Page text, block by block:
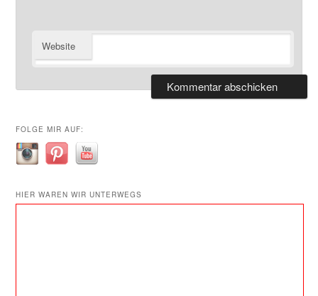
Website
FOLGE MIR AUF:
HIER WAREN WIR UNTERWEGS